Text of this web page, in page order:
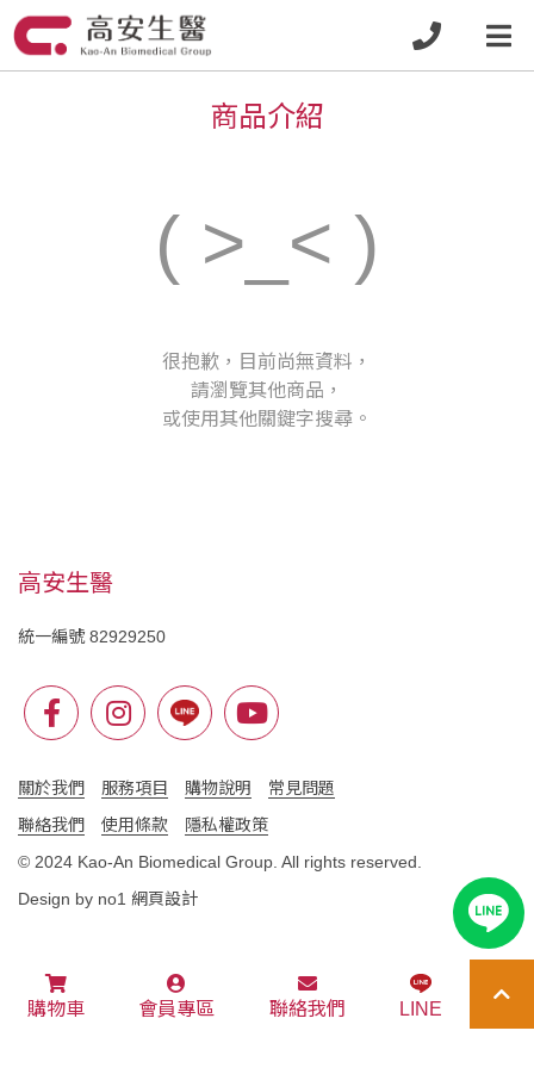
商品介紹
( >_< )
很抱歉，目前尚無資料，
請瀏覽其他商品，
或使用其他關鍵字搜尋。
高安生醫
統一編號 82929250
關於我們 服務項目 購物說明
常見問題
聯絡我們
使用條款
隱私權政策
© 2024 Kao-An Biomedical Group. All rights reserved.
Design by no1 網頁設計
購物車 會員專區 聯絡我們 LINE